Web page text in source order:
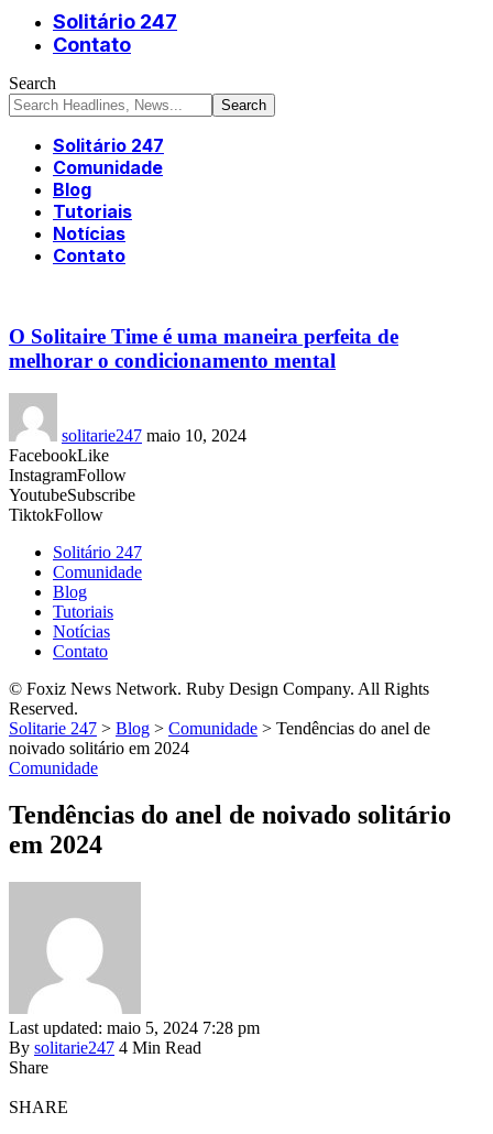
Solitário 247
Contato
Search
Solitário 247
Comunidade
Blog
Tutoriais
Notícias
Contato
O Solitaire Time é uma maneira perfeita de
melhorar o condicionamento mental
solitarie247 maio 10, 2024
FacebookLike
InstagramFollow
YoutubeSubscribe
TiktokFollow
Solitário 247
Comunidade
Blog
Tutoriais
Notícias
Contato
© Foxiz News Network. Ruby Design Company. All Rights
Reserved.
Solitarie 247 > Blog > Comunidade > Tendências do anel de
noivado solitário em 2024
Comunidade
Tendências do anel de noivado solitário
em 2024
Last updated: maio 5, 2024 7:28 pm
By solitarie247 4 Min Read
Share
SHARE